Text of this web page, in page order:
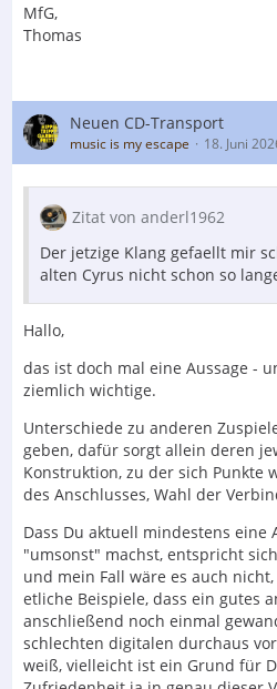
MfG,
Thomas
Neuen CD-Transport
music is my escape 18. Juni
Zitat von anderl1962
Der jetzige Klang gefaellt mir
alten Cyrus nicht schon so
Hallo,
das ist doch mal eine Aussage -
ziemlich wichtige.
Unterschiede zu anderen
geben, dafür sorgt allein deren
Konstruktion, zu der sich Punkte
des Anschlusses, Wahl der
Dass Du aktuell mindestens eine
"umsonst" machst, entspricht
und mein Fall wäre es auch
etliche Beispiele, dass ein gutes
anschließend noch einmal
schlechten digitalen durchaus
weiß, vielleicht ist ein Grund für